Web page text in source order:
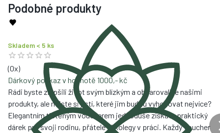
Podobné produkty
Skladem < 5 ks
(0x)
Dárkový poukaz v hodnotě 1000,- kč
Rádi byste zlepšili život svým blízkým a obdarovali je našimi
produkty, ale nejste si jistí, které jim budou vyhovovat nejvíce?
Elegantním tištěným voucherem jednoduše získáte praktický
dárek pro svoji rodinu, přátelé či kolegy v práci. Každý voucher